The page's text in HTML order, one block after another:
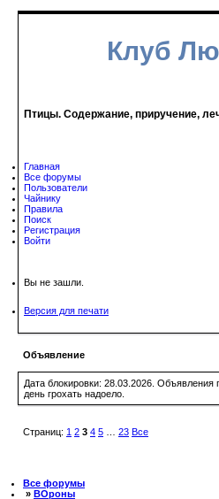
Клуб
Птицы. Содержание, приручение,
Главная
Все форумы
Пользователи
Чайнику
Правила
Поиск
Регистрация
Войти
Вы не зашли.
Версия для печати
Объявление
Дата блокировки: 28.03.2026.
день грохать надоело.
Страниц: 1 2 3 4 5 … 23 Все
Все форумы
» ВОроны